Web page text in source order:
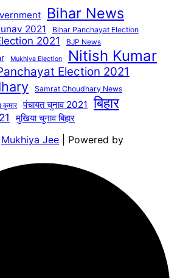
Bihar News
2021 Bihar Panchayat Election
2021 BJP News
Mukhiya Election Nitish Kumar
Election 2021
Samrat Choudhary News
कुमार पंचायत चुनाव 2021 बिहार
मुखिया चुनाव बिहार
Mukhiya Jee | Powered by